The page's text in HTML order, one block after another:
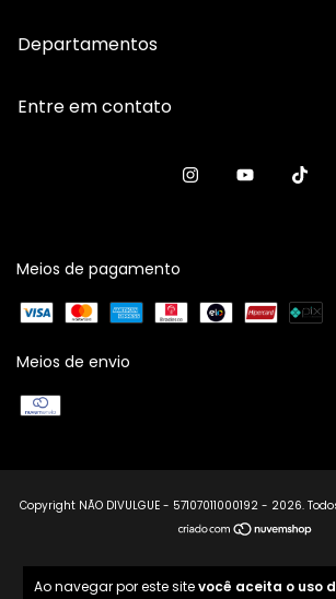
Ao navegar por este sitevocê aceita o uso
Departamentos
Entre em contato
Meios de pagamento
Meios de envio
Copyright NÃO DIVULGUE - 57107011000192 - 2026.